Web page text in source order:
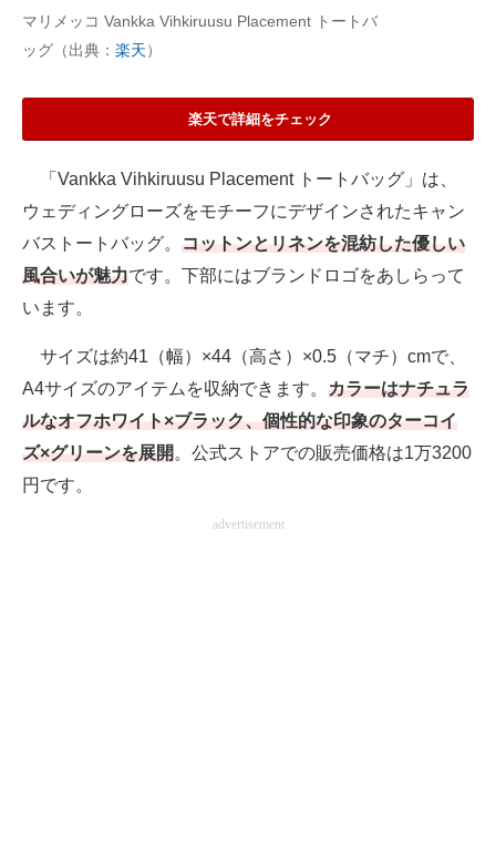
マリメッコ Vankka Vihkiruusu Placement トートバ
ッグ（出典： 楽天）
楽天で詳細をチェック
「Vankka Vihkiruusu Placement トートバッグ」は、
ウェディングローズをモチーフにデザインされたキャン
バストートバッグ。 コットンとリネンを混紡した優しい
風合いが魅力です。下部にはブランドロゴをあしらって
います。
サイズは約41（幅）×44（高さ）×0.5（マチ）cmで、
A4サイズのアイテムを収納できます。 カラーはナチュラ
ルなオフホワイト×ブラック、個性的な印象のターコイ
ズ×グリーンを展開 。公式ストアでの販売価格は1万3200
円です。
advertisement